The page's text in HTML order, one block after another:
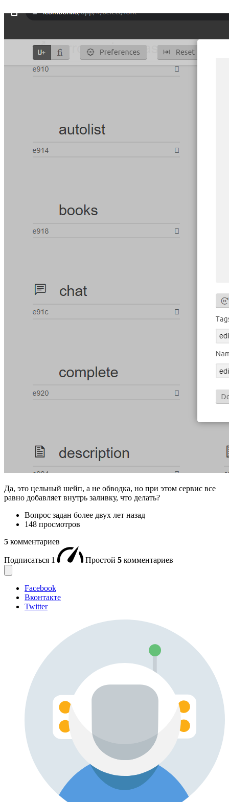
Да, это цельный шейп, а не обводка, но при этом сервис все
равно добавляет внутрь заливку, что делать?
Вопрос задан более двух лет назад
148 просмотров
5 комментариев
Подписаться 1 Простой 5 комментариев
Facebook
Вконтакте
Twitter